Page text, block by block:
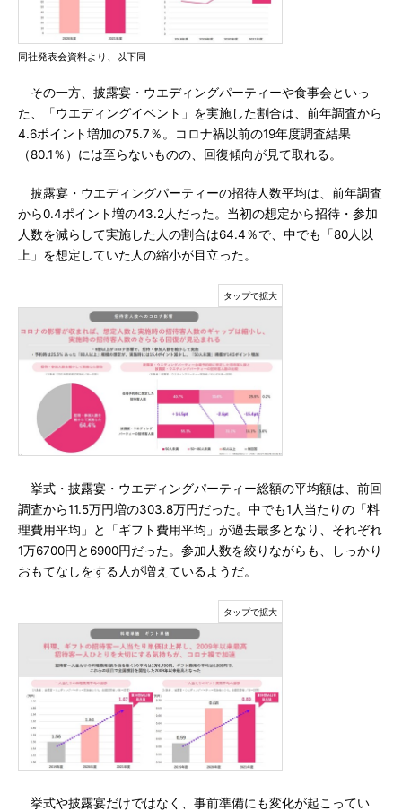
同社発表会資料より、以下同
その一方、披露宴・ウエディングパーティーや食事会といっ
た、「ウエディングイベント」を実施した割合は、前年調査から
4.6ポイント増加の75.7％。コロナ禍以前の19年度調査結果
（80.1％）には至らないものの、回復傾向が見て取れる。
披露宴・ウエディングパーティーの招待人数平均は、前年調査
から0.4ポイント増の43.2人だった。当初の想定から招待・参加
人数を減らして実施した人の割合は64.4％で、中でも「80人以
上」を想定していた人の縮小が目立った。
挙式・披露宴・ウエディングパーティー総額の平均額は、前回
調査から11.5万円増の303.8万円だった。中でも1人当たりの「料
理費用平均」と「ギフト費用平均」が過去最多となり、それぞれ
1万6700円と6900円だった。参加人数を絞りながらも、しっかり
おもてなしをする人が増えているようだ。
挙式や披露宴だけではなく、事前準備にも変化が起こってい